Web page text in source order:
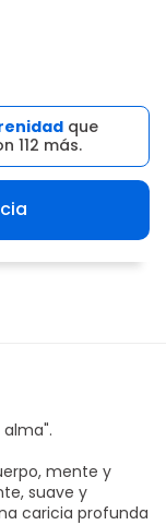
que
112 más.
mente y
suave y
caricia profunda